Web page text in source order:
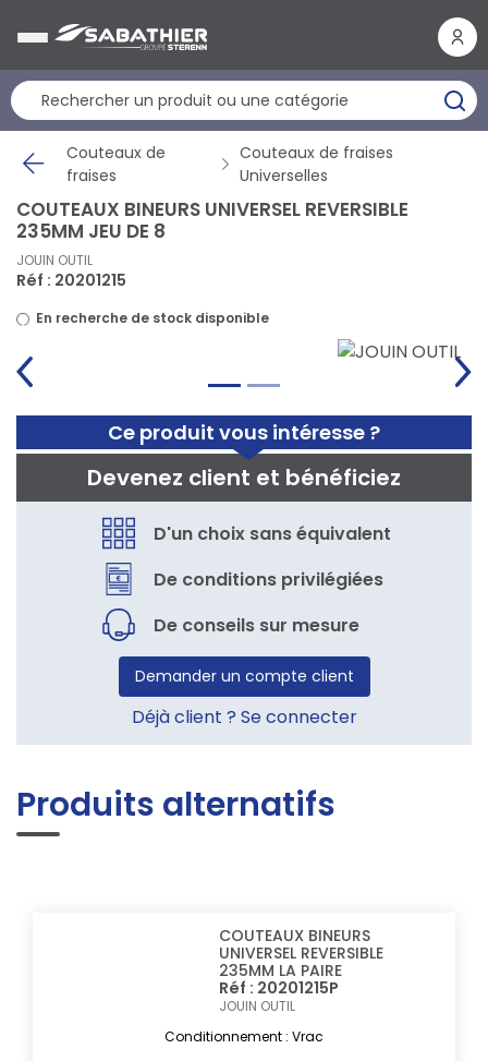
Couteaux de
fraises
Couteaux de fraises
Universelles
Ce produit vous intéresse ?
Devenez client et bénéficiez
D'un choix sans équivalent
De conditions privilégiées
De conseils sur mesure
Demander un compte client
Déjà client ? Se connecter
COUTEAUX BINEURS UNIVERSEL REVERSIBLE
235MM JEU DE 8
JOUIN OUTIL
Réf : 20201215
En recherche de stock disponible
Produits alternatifs
COUTEAUX BINEURS
UNIVERSEL REVERSIBLE
235MM LA PAIRE
Réf : 20201215P
JOUIN OUTIL
Conditionnement : Vrac